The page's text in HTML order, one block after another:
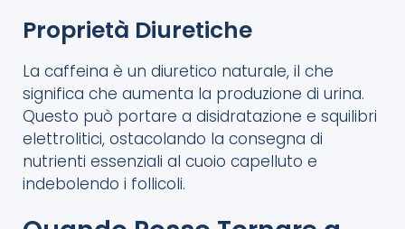
Proprietà Diuretiche
La caffeina è un diuretico naturale, il che
significa che aumenta la produzione di urina.
Questo può portare a disidratazione e squilibri
elettrolitici, ostacolando la consegna di
nutrienti essenziali al cuoio capelluto e
indebolendo i follicoli.